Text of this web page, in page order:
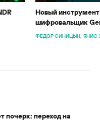
Новый
шифровальщик
ФЕДОР СИНИЦЫН ЯНИС
почерк: переход на